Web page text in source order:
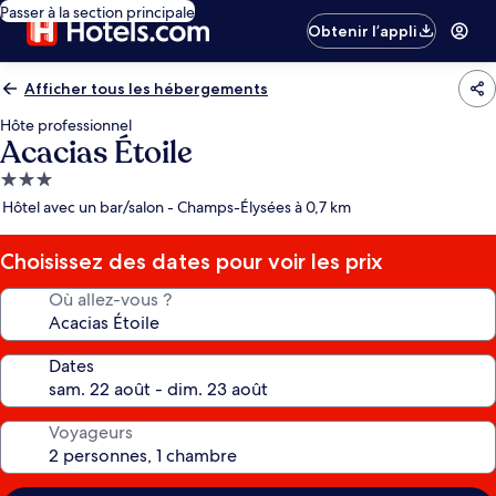
Passer à la section principale
Obtenir l’appli
Afficher tous les hébergements
Hôte professionnel
Acacias Étoile
Hébergement
3.0 étoiles
Hôtel avec un bar/salon - Champs-Élysées à 0,7 km
Choisissez des dates pour voir les prix
Où allez-vous ?
Dates
Voyageurs